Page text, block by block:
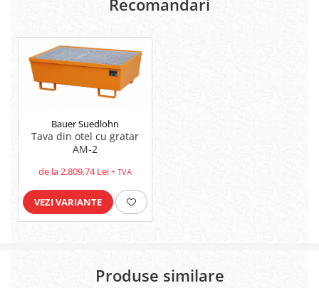
Bauer Suedlohn
Tava din otel cu gratar
AM-2
de la 2.809,74 Lei + TVA
VEZI VARIANTE
Produse similare